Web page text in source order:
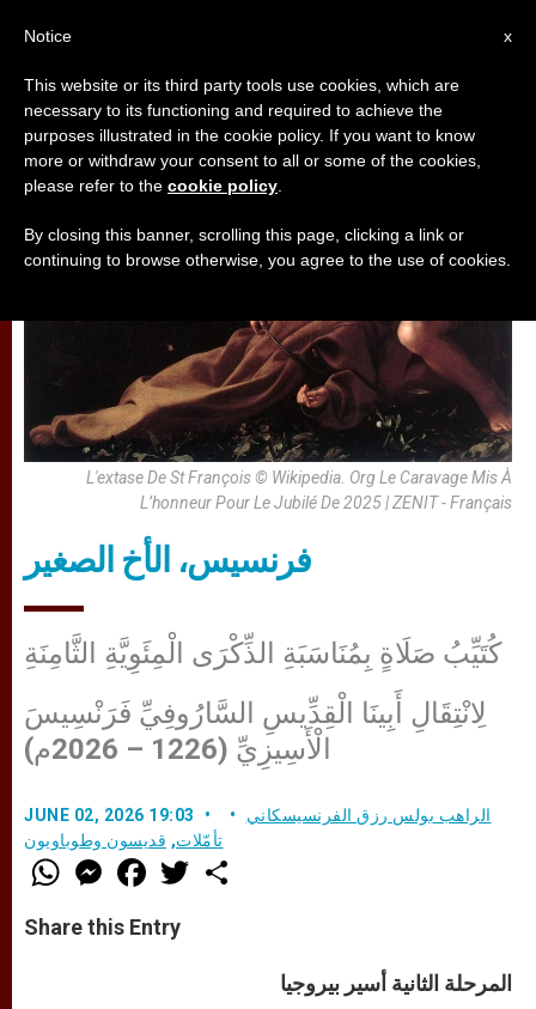
تأمّلات ,قديسون وطوباويون
L'extase De St François © Wikipedia. Org Le Caravage Mis À
L’honneur Pour Le Jubilé De 2025 | ZENIT - Français
فرنسيس، الأخ الصغير
كُتَيِّبُ صَلَاةٍ بِمُنَاسَبَةِ الذِّكْرَى الْمِئَوِيَّةِ الثَّامِنَةِ
لِانْتِقَالِ أَبِينَا الْقِدِّيسِ السَّارُوفِيِّ فَرَنْسِيسَ
الْأَسِيزِيِّ (1226 – 2026م)
JUNE 02, 2026 19:03
الراهب بولس رزق الفرنسيسكاني
تأمّلات, قديسون وطوباويون
W
h
t
s
M
e
s
e
F
a
e
b
w
Share this Entry
المرحلة الثانية أسير بيروجيا
x
Notice
This website or its third party tools use cookies, which are
necessary to its functioning and required to achieve the
purposes illustrated in the cookie policy. If you want to know
more or withdraw your consent to all or some of the cookies,
please refer to the cookie policy
By closing this banner, scrolling this page, clicking a link or
continuing to browse otherwise, you agree to the use of cookies.